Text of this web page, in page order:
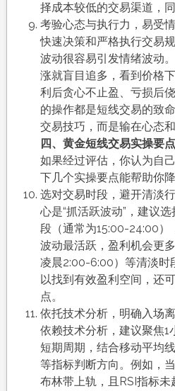
择成本较低的交易渠道，
考验心态与执行力，易受
快速决策和严格执行交易
波动很容易引发情绪波动
涨就盲目追多，看到价格
利后贪心不止盈、亏损后
的操作都是短线交易的致
交易技巧，而是输在心态和
四、黄金短线交易实操要
如果经过评估，你认为自
下几个实操要点能帮助你
选对交易时段，避开清淡
心是“抓活跃波动”，建议
段（通常为15:00-24:00）
波动最活跃，盈利机会更
凌晨2:00-6:00）等清淡时
以找到有效盈利空间，还
点。
依托技术分析，明确入场
依赖技术分析，建议聚焦1
短期周期，结合移动平均
等指标判断方向。例如，
布林带上轨，且RSI指标